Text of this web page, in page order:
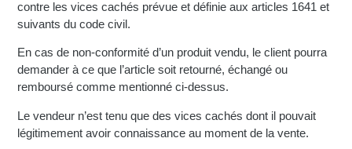
contre les vices cachés prévue et définie aux articles 1641 et
suivants du code civil.
En cas de non-conformité d’un produit vendu, le client pourra
demander à ce que l’article soit retourné, échangé ou
remboursé comme mentionné ci-dessus.
Le vendeur n’est tenu que des vices cachés dont il pouvait
légitimement avoir connaissance au moment de la vente.